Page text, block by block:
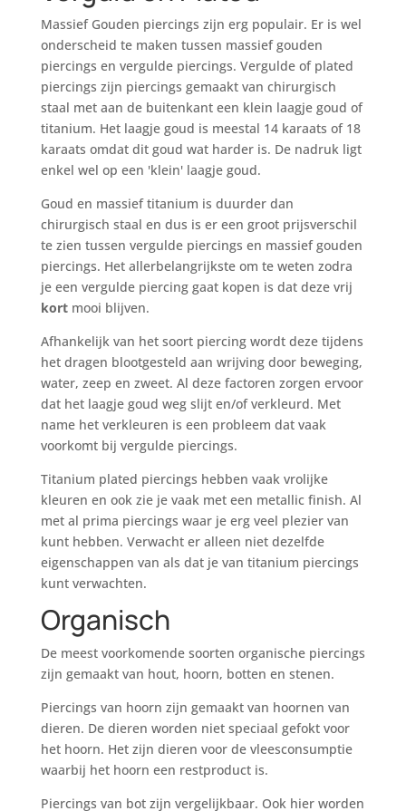
Massief Gouden piercings zijn erg populair. Er is wel
onderscheid te maken tussen massief gouden
piercings en vergulde piercings. Vergulde of plated
piercings zijn piercings gemaakt van chirurgisch
staal met aan de buitenkant een klein laagje goud of
titanium. Het laagje goud is meestal 14 karaats of 18
karaats omdat dit goud wat harder is. De nadruk ligt
enkel wel op een 'klein' laagje goud.
Goud en massief titanium is duurder dan
chirurgisch staal en dus is er een groot prijsverschil
te zien tussen vergulde piercings en massief gouden
piercings. Het allerbelangrijkste om te weten zodra
je een vergulde piercing gaat kopen is dat deze vrij
kortmooi blijven.
Afhankelijk van het soort piercing wordt deze tijdens
het dragen blootgesteld aan wrijving door beweging,
water, zeep en zweet. Al deze factoren zorgen ervoor
dat het laagje goud weg slijt en/of verkleurd. Met
name het verkleuren is een probleem dat vaak
voorkomt bij vergulde piercings.
Titanium plated piercings hebben vaak vrolijke
kleuren en ook zie je vaak met een metallic finish. Al
met al prima piercings waar je erg veel plezier van
kunt hebben. Verwacht er alleen niet dezelfde
eigenschappen van als dat je van titanium piercings
kunt verwachten.
Organisch
De meest voorkomende soorten organische piercings
zijn gemaakt van hout, hoorn, botten en stenen.
Piercings van hoorn zijn gemaakt van hoornen van
dieren. De dieren worden niet speciaal gefokt voor
het hoorn. Het zijn dieren voor de vleesconsumptie
waarbij het hoorn een restproduct is.
Piercings van bot zijn vergelijkbaar. Ook hier worden